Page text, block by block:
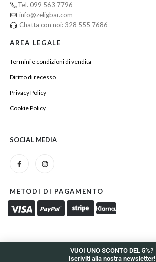
Tel. 099 563 7796
info@zeligbar.com
Chatta con noi: 328 555 7686
AREA LEGALE
Termini e condizioni di vendita
Diritto di recesso
Privacy Policy
Cookie Policy
SOCIAL MEDIA
METODI DI PAGAMENTO
VUOI UNO SCONTO DEL 5%?
Iscriviti alla nostra newsletter!